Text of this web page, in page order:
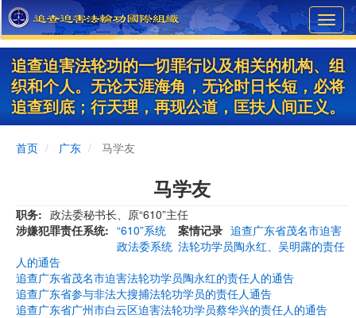
Skip
to
main
content
追查迫害法轮功的一切罪行以及相关的机构、组
织和个人。无论天涯海角，无论时日长短，必将
追查到底；行天理，再现公道，匡扶人间正义。
首页 广东 马学友
马学友
职务
政法委秘书长、原“610”主任
涉嫌犯罪责任系统
“610”系统
政法委系统
案情记录 追查广东省茂名市迫害
法轮功学员陶永红、吴明露的责任
人的通告
追查广东省茂名市迫害法轮功学员陶永红的责任人的通告
追查广东省参与非法大搜捕法轮功学员的责任人通告
追查广东省广州市白云区迫害法轮功学员蔡华兴的责任人的通告